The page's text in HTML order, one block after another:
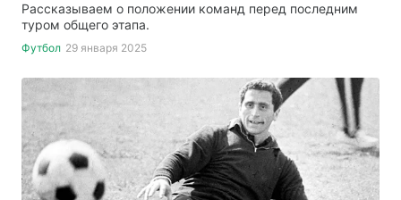
Рассказываем о положении команд перед последним
туром общего этапа.
Футбол 29 января 2025